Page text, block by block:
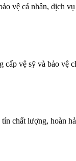
vệ cá nhân, dịch vụ
vệ sỹ và bảo vệ
chất lượng, hoàn